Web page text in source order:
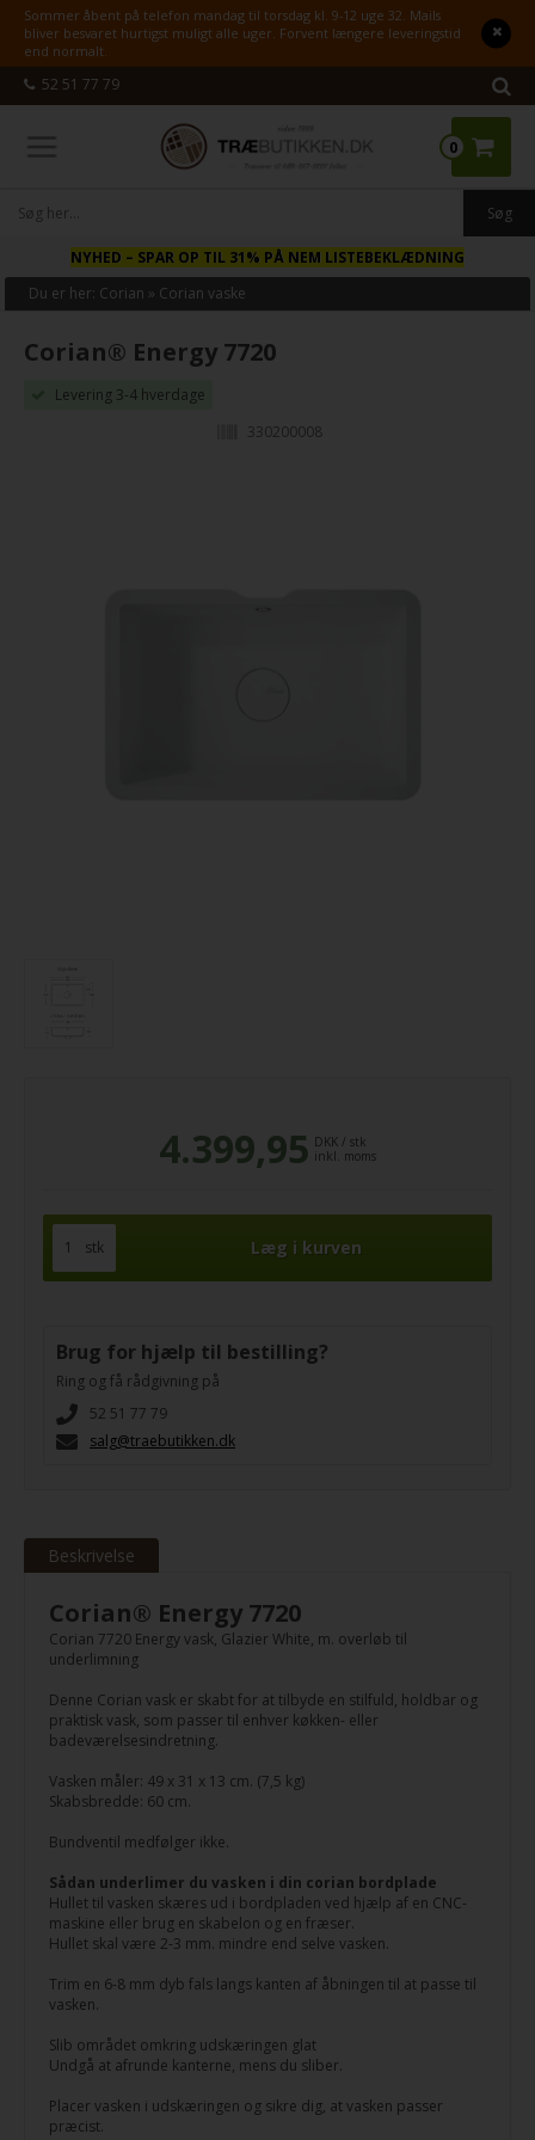
Sommer åbent på telefon mandag til torsdag kl. 9-12 uge 32. Mails
bliver besvaret hurtigst muligt alle uger. Forvent længere leveringstid
end normalt.
52 51 77 79
0
NYHED – SPAR OP TIL 31% PÅ NEM LISTEBEKLÆDNING
Du er her: Corian » Corian vaske
Corian® Energy 7720
Levering 3-4 hverdage
330200008
4.399,95 DKK / stk
inkl. moms
stk
Brug for hjælp til bestilling?
Ring og få rådgivning på
52 51 77 79
salg@traebutikken.dk
Beskrivelse
Corian® Energy 7720
Corian 7720 Energy vask, Glazier White, m. overløb til
underlimning
Denne Corian vask er skabt for at tilbyde en stilfuld, holdbar og
praktisk vask, som passer til enhver køkken- eller
badeværelsesindretning.
Vasken måler: 49 x 31 x 13 cm. (7,5 kg)
Skabsbredde: 60 cm.
Bundventil medfølger ikke.
Sådan underlimer du vasken i din corian bordplade
Hullet til vasken skæres ud i bordpladen ved hjælp af en CNC-
maskine eller brug en skabelon og en fræser.
Hullet skal være 2-3 mm. mindre end selve vasken.
Trim en 6-8 mm dyb fals langs kanten af åbningen til at passe til
vasken.
Slib området omkring udskæringen glat
Undgå at afrunde kanterne, mens du sliber.
Placer vasken i udskæringen og sikre dig, at vasken passer
præcist.